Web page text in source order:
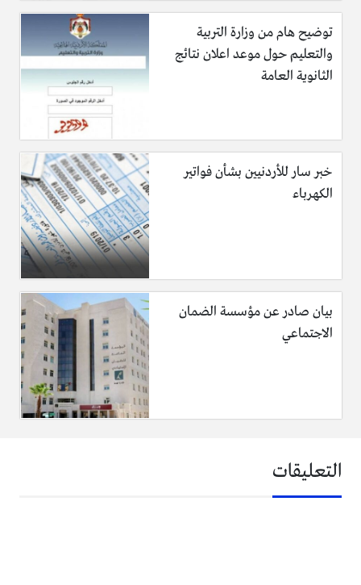
توضيح هام من وزارة التربية
والتعليم حول موعد اعلان نتائج
الثانوية العامة
خبر سار للأردنيين بشأن فواتير
الكهرباء
بيان صادر عن مؤسسة الضمان
الاجتماعي
التعليقات